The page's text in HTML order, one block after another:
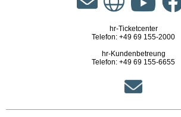
hr-Ticketcenter
Telefon: +49 69 155-2000
hr-Kundenbetreung
Telefon: +49 69 155-6655